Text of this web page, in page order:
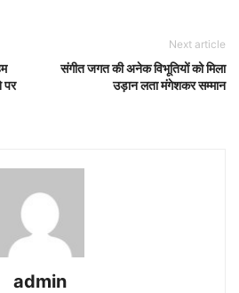
पर
Next article
संगीत जगत की अनेक विभूतियों को मिला
उड़ान लता मंगेशकर सम्मान
admin